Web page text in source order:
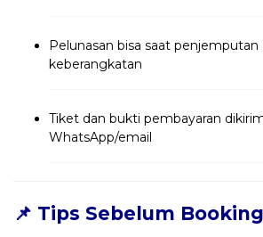
Pelunasan bisa saat
keberangkatan
Tiket dan bukti pembayaran
WhatsApp/email
📌 Tips Sebelum Booking